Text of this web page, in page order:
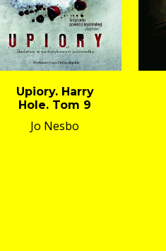
Upiory. Harry
Hole. Tom 9
Jo Nesbo